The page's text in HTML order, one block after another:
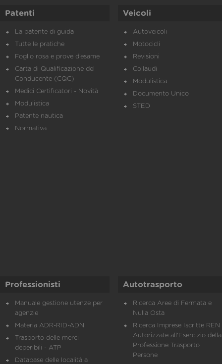
Patenti
La patente di guida
Tutte le pratiche
Foglio rosa e prove d’esame
Carta di Qualificazione del
Conducente (CQC)
Medici Certificatori - Novità
Modulistica
Patente nautica
Normativa
Veicoli
Autoveicoli
Motocicli
Revisioni
Collaudi
Modulistica
Documento Unico
STED
Professionisti
Manuale gestione utenze per
agenzie
Materia ADR-RID-ADN
Trasporto delle merci
deperibili - ATP
Database delle località a
Autotrasporto
Ricerca Aree di Fermata e
Nulla Osta
Ricerca Imprese Iscritte REN
Autorizzate all'Esercizio della
Professione Trasporto
Persone